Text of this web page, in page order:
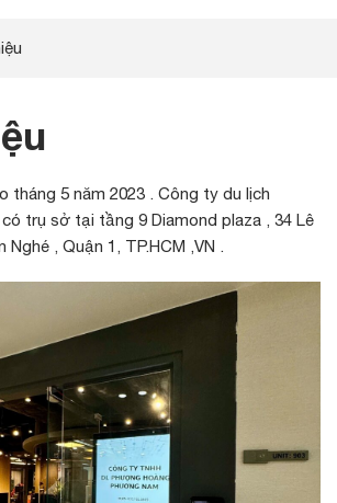
tháng 5 năm 2023 . Công ty du lịch
trụ sở tại tầng 9 Diamond plaza , 34 Lê
Nghé , Quận 1, TP.HCM ,VN .